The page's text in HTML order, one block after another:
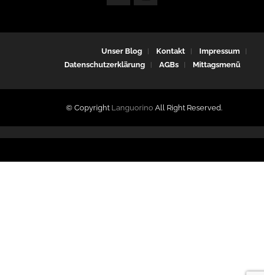
Unser Blog Kontakt
Impressum
Datenschutzerklärung
AGBs Mittagsmenü
© Copyright LanguorinoAll Right Reserved.